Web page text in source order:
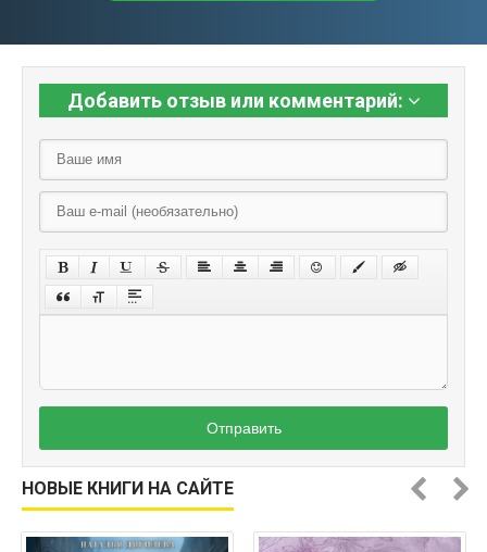
Добавить отзыв или комментарий:
Отправить
НОВЫЕ КНИГИ НА САЙТЕ